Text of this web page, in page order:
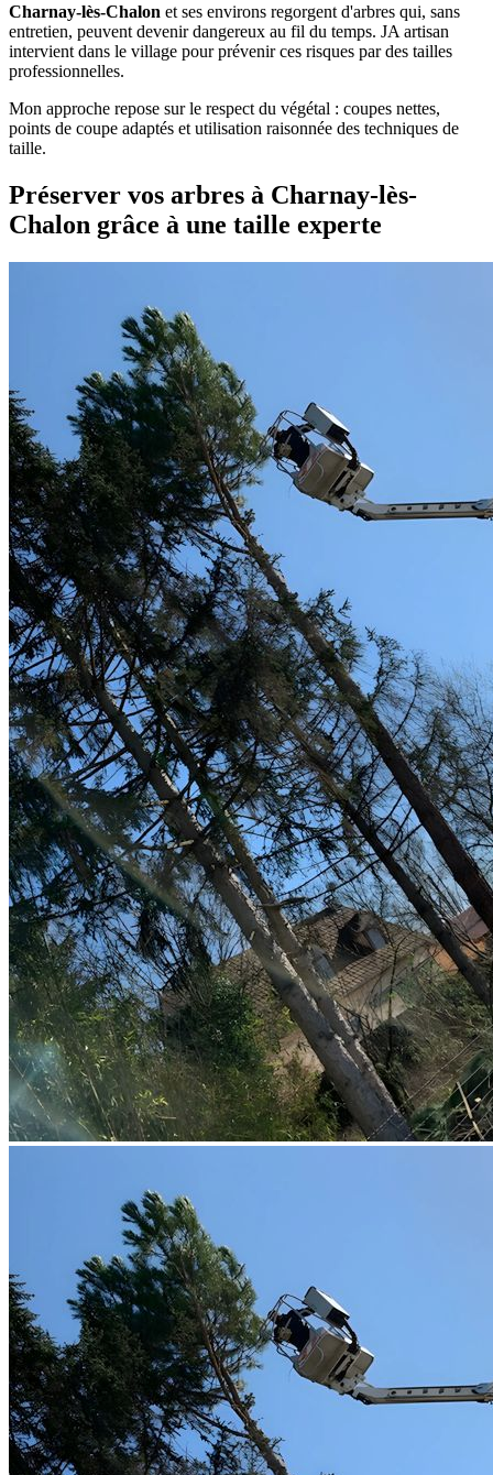
Charnay-lès-Chalon et ses environs regorgent d'arbres qui, sans
entretien, peuvent devenir dangereux au fil du temps. JA artisan
intervient dans le village pour prévenir ces risques par des tailles
professionnelles.
Mon approche repose sur le respect du végétal : coupes nettes,
points de coupe adaptés et utilisation raisonnée des techniques de
taille.
Préserver vos arbres à Charnay-lès-
Chalon grâce à une taille experte